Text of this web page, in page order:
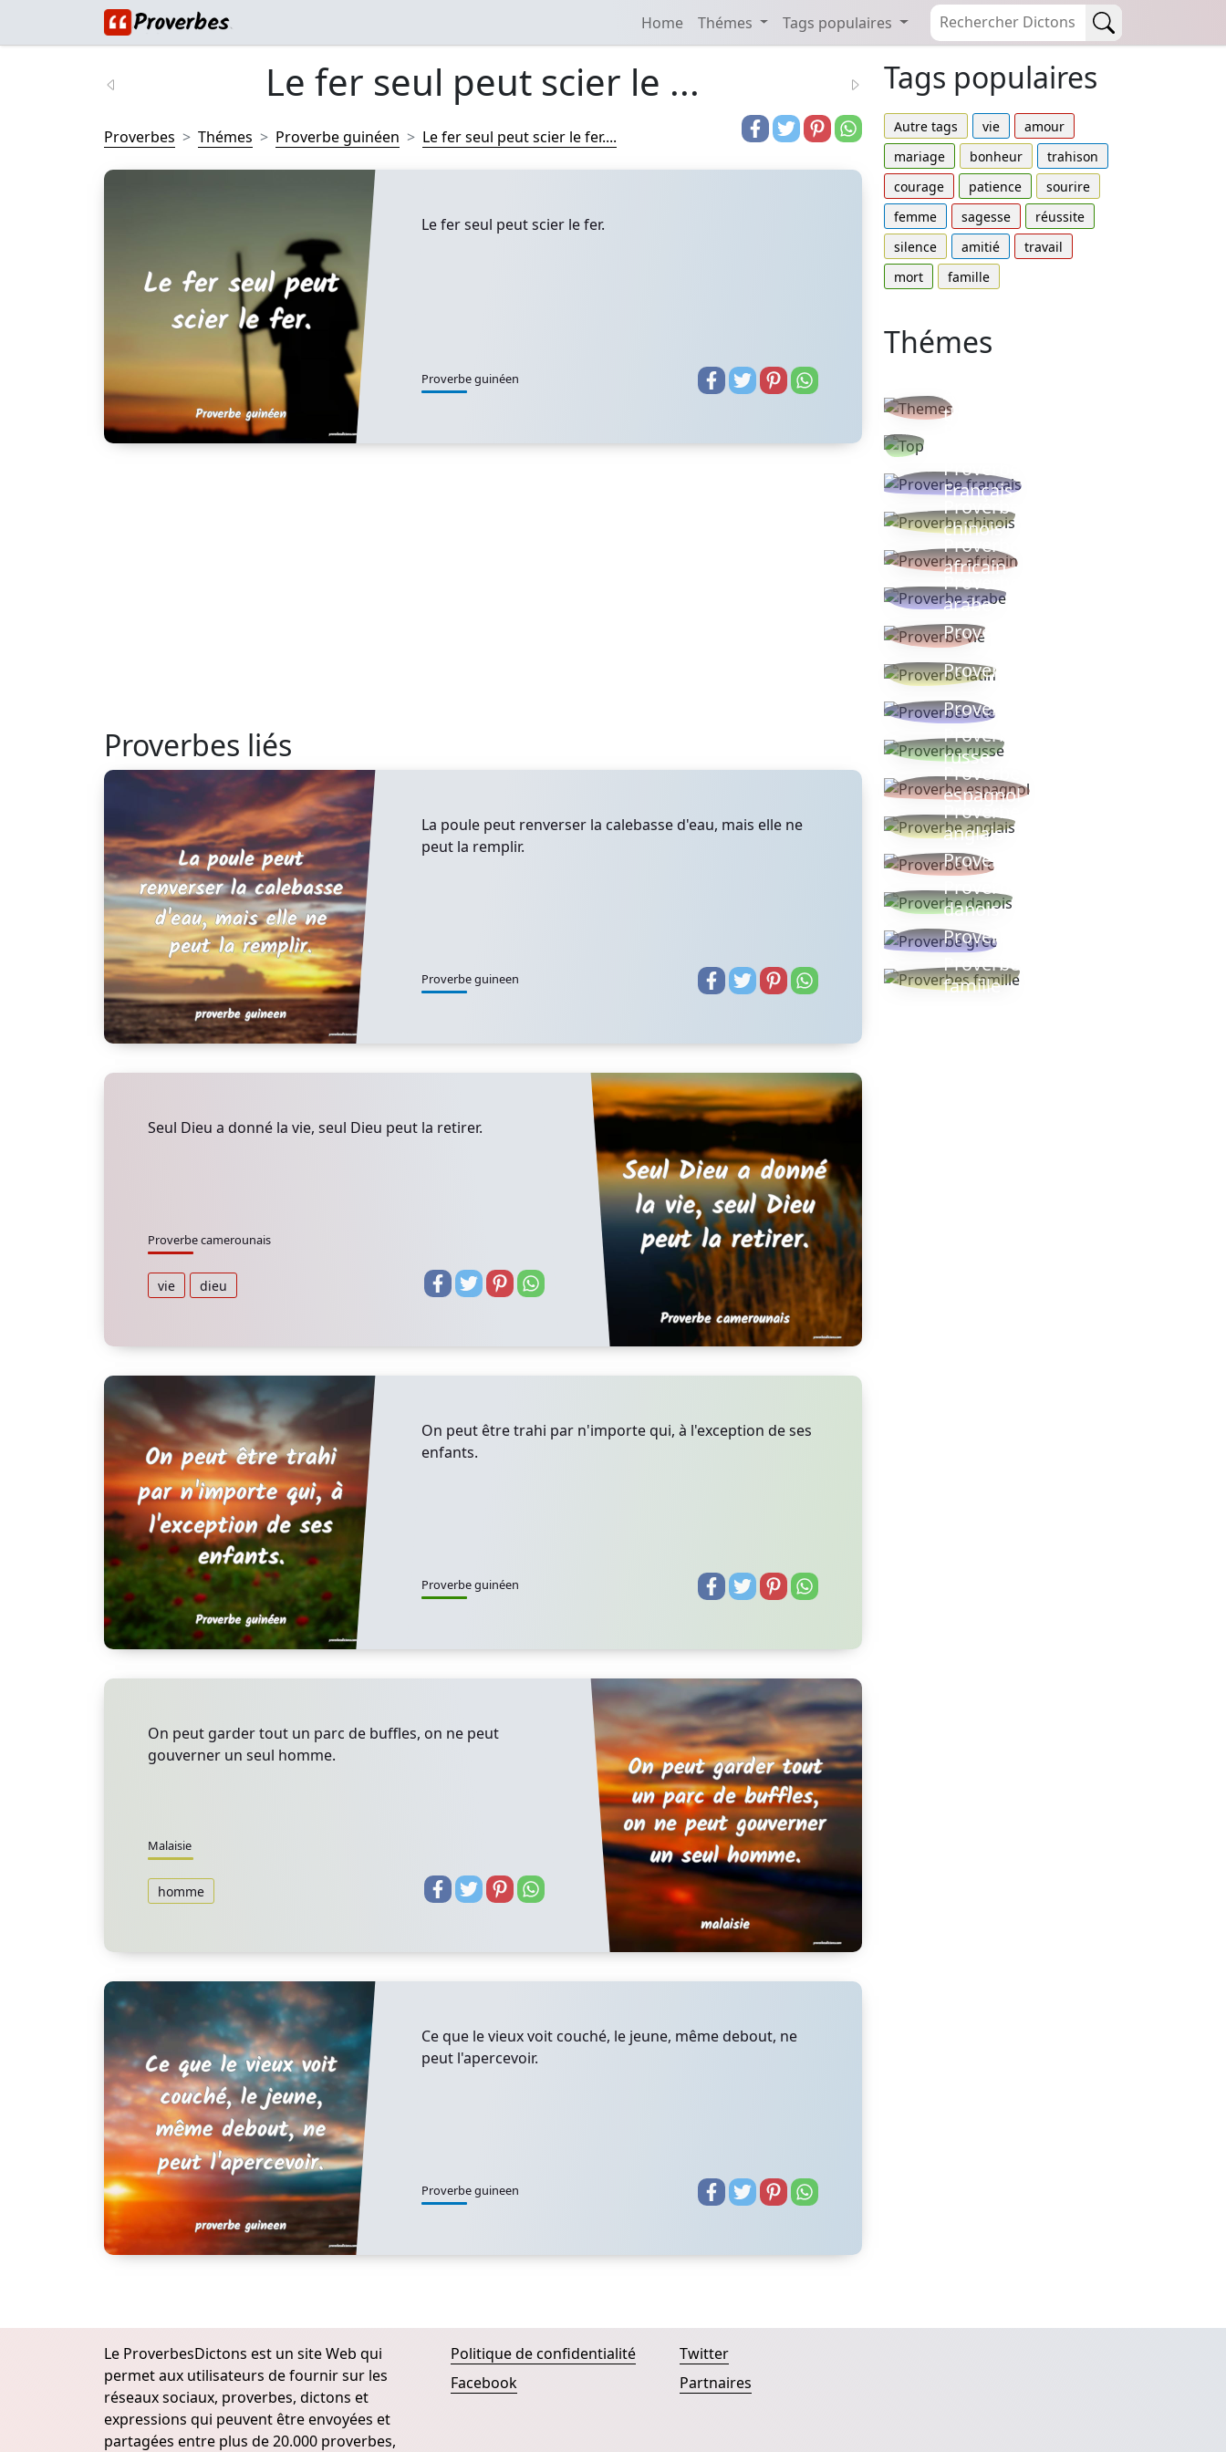
Home Thémes Tags populaires
Le fer seul peut scier le ...
Proverbes Thémes Proverbe guinéen Le fer seul peut scier le fer....
Le fer seul peut scier le fer.
Proverbe guinéen
Proverbes liés
La poule peut renverser la calebasse d'eau, mais elle ne
peut la remplir.
Proverbe guineen
Seul Dieu a donné la vie, seul Dieu peut la retirer.
Proverbe camerounais
vie dieu
On peut être trahi par n'importe qui, à l'exception de ses
enfants.
Proverbe guinéen
On peut garder tout un parc de buffles, on ne peut
gouverner un seul homme.
Malaisie
homme
Ce que le vieux voit couché, le jeune, même debout, ne
peut l'apercevoir.
Proverbe guineen
Tags populaires
Autre tags vie
amour
mariage
bonheur
trahison
courage
patience
sourire
femme
sagesse
réussite
silence
amitié
travail
mort
famille
Thémes
thèmes
Proverbe
Français
Proverbe
chinois
Proverbe
africain
Proverbe
arabe
Proverbe vie
Proverbe latin
Proverbes ete
Proverbe
russe
Proverbe
espagnol
Proverbe
anglais
Proverbe turc
Proverbe
danois
Proverbe grec
Proverbes
famille
Le ProverbesDictons est un site Web qui
permet aux utilisateurs de fournir sur les
réseaux sociaux, proverbes, dictons et
expressions qui peuvent être envoyées et
partagées entre plus de 20.000 proverbes,
Politique de confidentialité
Facebook
Twitter
Partnaires